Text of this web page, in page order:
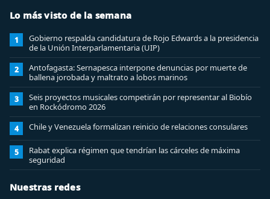
Lo más visto de la semana
1
Gobierno respalda candidatura de Rojo Edwards a la presidencia
de la Unión Interparlamentaria (UIP)
2
Antofagasta: Sernapesca interpone denuncias por muerte de
ballena jorobada y maltrato a lobos marinos
3
Seis proyectos musicales competirán por representar al Biobío
en Rockódromo 2026
4 Chile y Venezuela formalizan reinicio de relaciones consulares
5
Rabat explica régimen que tendrían las cárceles de máxima
seguridad
Nuestras redes